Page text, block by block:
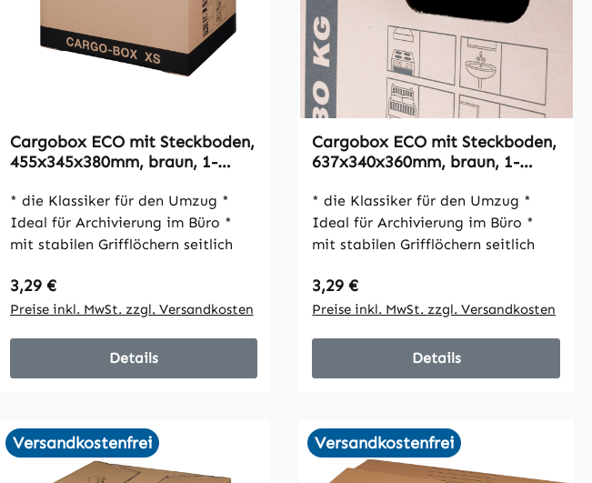
Cargobox ECO mit Steckboden,
455x345x380mm, braun, 1-
* die Klassiker für den Umzug *
Ideal für Archivierung im Büro *
mit stabilen Grifflöchern seitlich
Regulärer Preis:
3,29 €
Preise inkl. MwSt. zzgl. Versandkosten
Details
Cargobox ECO mit Steckboden,
637x340x360mm, braun, 1-
* die Klassiker für den Umzug *
Ideal für Archivierung im Büro *
mit stabilen Grifflöchern seitlich
Regulärer Preis:
3,29 €
Preise inkl. MwSt. zzgl. Versandkosten
Details
Versandkostenfrei Versandkostenfrei